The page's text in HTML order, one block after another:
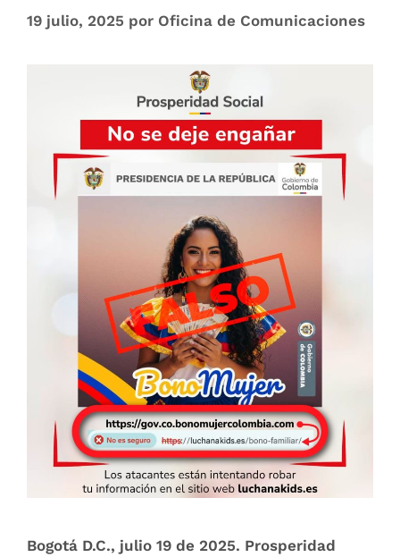
19 julio, 2025 por Oficina de Comunicaciones
Bogotá D.C., julio 19 de 2025. Prosperidad